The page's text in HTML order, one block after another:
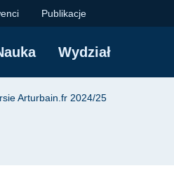
Publikacje
Wydział
Arturbain.fr 2024/25